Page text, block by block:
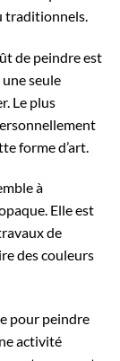
traditionnels.
de peindre est
une seule
Le plus
forme d’art.
à
Elle est
de
des couleurs
pour peindre
activité